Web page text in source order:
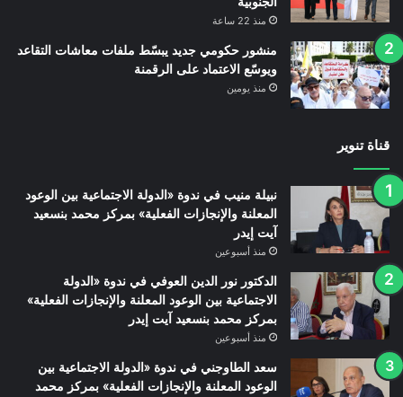
منذ 22 ساعة
منشور حكومي جديد يبسّط ملفات معاشات التقاعد
ويوسّع الاعتماد على الرقمنة
منذ يومين
قناة تنوير
نبيلة منيب في ندوة «الدولة الاجتماعية بين الوعود
المعلنة والإنجازات الفعلية» بمركز محمد بنسعيد
آيت إيدر
منذ أسبوعين
الدكتور نور الدين العوفي في ندوة «الدولة
الاجتماعية بين الوعود المعلنة والإنجازات الفعلية»
بمركز محمد بنسعيد آيت إيدر
منذ أسبوعين
سعد الطاوجني في ندوة «الدولة الاجتماعية بين
الوعود المعلنة والإنجازات الفعلية» بمركز محمد